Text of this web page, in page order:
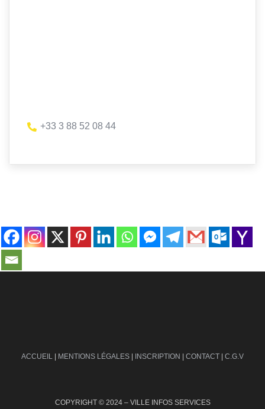
+33 3 88 52 08 44
ACCUEIL | MENTIONS LÉGALES | INSCRIPTION | CONTACT | C.G.V
COPYRIGHT © 2024 – VILLE INFOS SERVICES